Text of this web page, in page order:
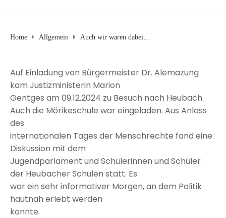
Home Allgemein Auch wir waren dabei…
Auf Einladung von Bürgermeister Dr. Alemazung
kam Justizministerin Marion
Gentges am 09.12.2024 zu Besuch nach Heubach.
Auch die Mörikeschule war eingeladen. Aus Anlass
des
internationalen Tages der Menschrechte fand eine
Diskussion mit dem
Jugendparlament und Schülerinnen und Schüler
der Heubacher Schulen statt. Es
war ein sehr informativer Morgen, an dem Politik
hautnah erlebt werden
konnte.